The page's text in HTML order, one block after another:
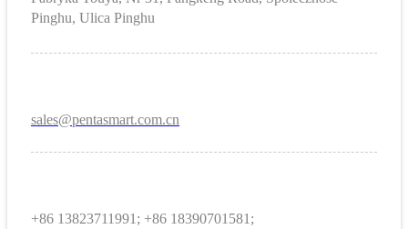
Pinghu, Ulica Pinghu
sales@pentasmart.com.cn
+86 13823711991; +86 18390701581;